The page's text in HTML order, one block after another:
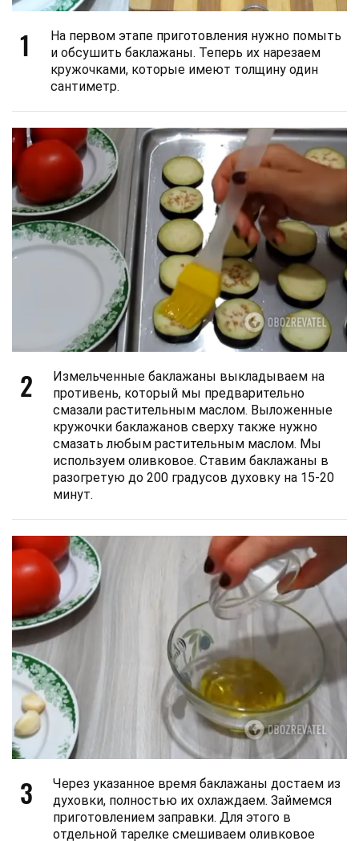
1
На первом этапе приготовления нужно помыть
и обсушить баклажаны. Теперь их нарезаем
кружочками, которые имеют толщину один
сантиметр.
2
Измельченные баклажаны выкладываем на
противень, который мы предварительно
смазали растительным маслом. Выложенные
кружочки баклажанов сверху также нужно
смазать любым растительным маслом. Мы
используем оливковое. Ставим баклажаны в
разогретую до 200 градусов духовку на 15-20
минут.
3
Через указанное время баклажаны достаем из
духовки, полностью их охлаждаем. Займемся
приготовлением заправки. Для этого в
отдельной тарелке смешиваем оливковое